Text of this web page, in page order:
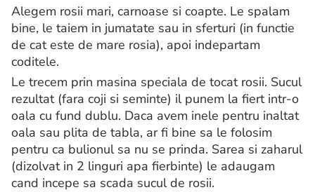
Alegem rosii mari, carnoase si coapte. Le spalam
bine, le taiem in jumatate sau in sferturi (in functie
de cat este de mare rosia), apoi indepartam
coditele.
Le trecem prin masina speciala de tocat rosii. Sucul
rezultat (fara coji si seminte) il punem la fiert intr-o
oala cu fund dublu. Daca avem inele pentru inaltat
oala sau plita de tabla, ar fi bine sa le folosim
pentru ca bulionul sa nu se prinda. Sarea si zaharul
(dizolvat in 2 linguri apa fierbinte) le adaugam
cand incepe sa scada sucul de rosii.